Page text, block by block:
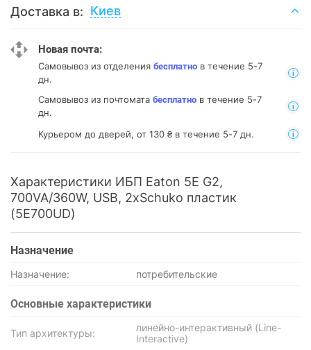
Доставка в: Киев
Новая почта:
Самовывоз из отделения бесплатно в течение 5-7
дн.
Самовывоз из почтомата бесплатно в течение 5-7
дн.
Курьером до дверей, от 130 ₴ в течение 5-7 дн.
Характеристики ИБП Eaton 5E G2,
700VA/360W, USB, 2xSchuko пластик
(5E700UD)
Назначение
Назначение: потребительские
Основные характеристики
Тип архитектуры:
линейно-интерактивны­й (Line-
Interactive)